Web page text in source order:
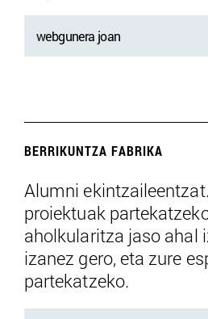
webgunera joan
BERRIKUNTZA FABRIKA
Alumni
proiektuak
aholkularitza jaso ahal
izanez gero, eta zure
partekatzeko.